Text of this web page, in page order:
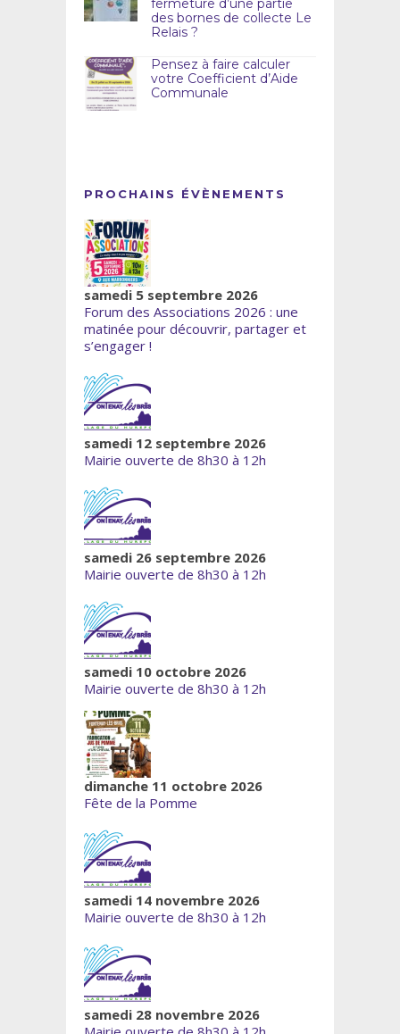
fermeture d’une partie
des bornes de collecte Le
Relais ?
Pensez à faire calculer
votre Coefficient d’Aide
Communale
PROCHAINS ÉVÈNEMENTS
samedi 5 septembre 2026
Forum des Associations 2026 : une
matinée pour découvrir, partager et
s’engager !
samedi 12 septembre 2026
Mairie ouverte de 8h30 à 12h
samedi 26 septembre 2026
Mairie ouverte de 8h30 à 12h
samedi 10 octobre 2026
Mairie ouverte de 8h30 à 12h
dimanche 11 octobre 2026
Fête de la Pomme
samedi 14 novembre 2026
Mairie ouverte de 8h30 à 12h
samedi 28 novembre 2026